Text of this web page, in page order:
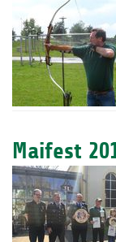
Maifest